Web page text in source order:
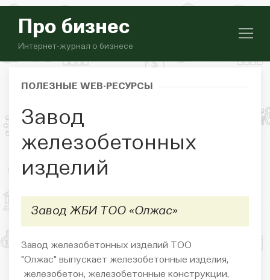
Про бизнес
Интернет-журнал о бизнесе
ПОЛЕЗНЫЕ WEB-РЕСУРСЫ
Завод
железобетонных
изделий
Завод ЖБИ ТОО «Олжас»
Завод железобетонных изделий ТОО
"Олжас" выпускает железобетонные изделия,
железобетон, железобетонные конструкции,